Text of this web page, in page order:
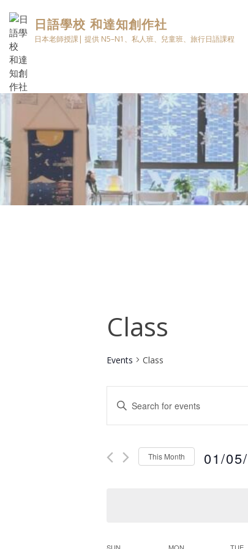
日語學校 和達知創作社
日本老師授課| 提供 N5–N1、私人班、兒童班、旅行日語課程
Class
Events Class
Events
Search
Views
ENTER
KEYWORD.
SEARCH
EVENTS
BY
This Month 01/